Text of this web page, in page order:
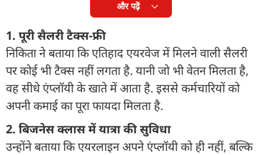
और पढ़ें
1. पूरी सैलरी टैक्स-फ्री
निकिता ने बताया कि एतिहाद एयरवेज में मिलने वाली सैलरी
पर कोई भी टैक्स नहीं लगता है. यानी जो भी वेतन मिलता है,
वह सीधे एंप्लॉयी के खाते में आता है. इससे कर्मचारियों को
अपनी कमाई का पूरा फायदा मिलता है.
2. बिजनेस क्लास में यात्रा की सुविधा
उन्होंने बताया कि एयरलाइन अपने एंप्लॉयी को ही नहीं, बल्कि